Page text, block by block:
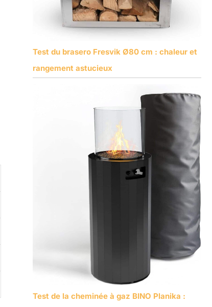
Test du brasero Fresvik Ø80 cm : chaleur et
rangement astucieux
Test de la cheminée à gaz BINO Planika :